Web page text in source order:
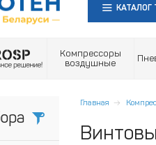
КАТАЛОГ
Компрессоры
воздушные
Главная